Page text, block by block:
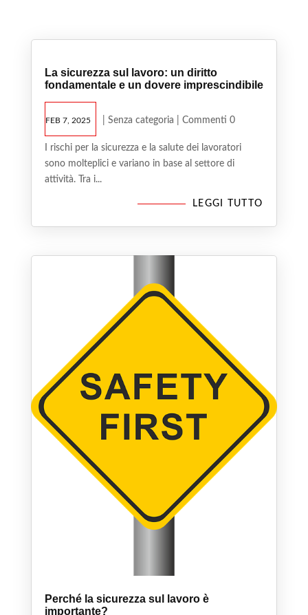
La sicurezza sul lavoro: un diritto
fondamentale e un dovere imprescindibile
FEB 7, 2025 Senza categoria | Commenti 0
I rischi per la sicurezza e la salute dei lavoratori
sono molteplici e variano in base al settore di
attività. Tra i...
LEGGI TUTTO
Perché la sicurezza sul lavoro è
importante?